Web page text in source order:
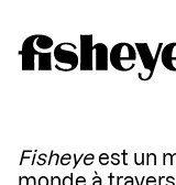
Fisheyeest un